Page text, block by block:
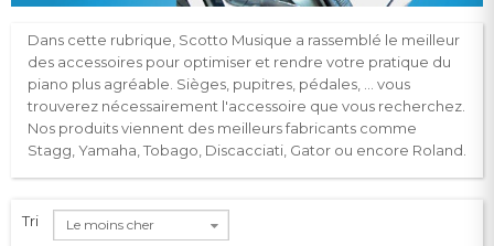
Dans cette rubrique, Scotto Musique a rassemblé le meilleur
des accessoires pour optimiser et rendre votre pratique du
piano plus agréable. Sièges, pupitres, pédales, … vous
trouverez nécessairement l'accessoire que vous recherchez.
Nos produits viennent des meilleurs fabricants comme
Stagg, Yamaha, Tobago, Discacciati, Gator ou encore Roland.
Tri Le moins cher